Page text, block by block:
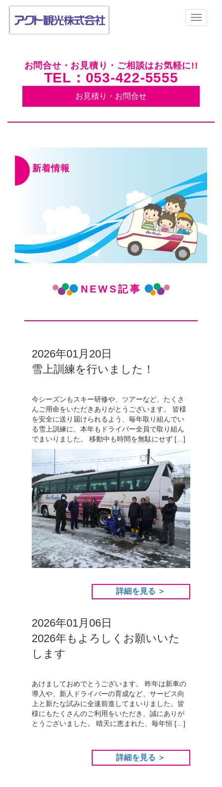
お問合せ・お見積り・ご相談はお気軽に!!
TEL：053-422-5555
お見積り・お問合せ
新着情報
NEWS記事
2026年01月20日
雪上訓練を行いました！
今シーズンもスキー研修や、ツアーなど、たくさ
んご用命をいただきありがとうございます。 皆様
を安全に送り届けられるよう、毎年取り組んでい
る雪上訓練に、本年もドライバー全員で取り組ん
でまいりました。 移動中も時間を無駄にせず […]
詳細を見る ＞
2026年01月06日
2026年もよろしくお願いいた
します
あけましておめでとうございます。 昨年は新車の
導入や、新人ドライバーの育成など、サービス向
上と新たな試みに全速前進してまいりました。皆
様にもたくさんのご利用をいただき、誠にありが
とうございました。 晴天に恵まれた、毎年恒 […]
詳細を見る ＞